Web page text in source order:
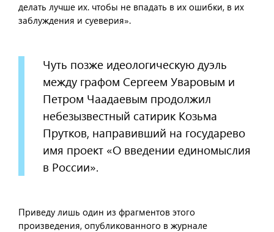
делать лучше их. чтобы не впадать в их ошибки, в их
заблуждения и суеверия».
Чуть позже идеологическую дуэль
между графом Сергеем Уваровым и
Петром Чаадаевым продолжил
небезызвестный сатирик Козьма
Прутков, направивший на государево
имя проект «О введении единомыслия
в России».
Приведу лишь один из фрагментов этого
произведения, опубликованного в журнале